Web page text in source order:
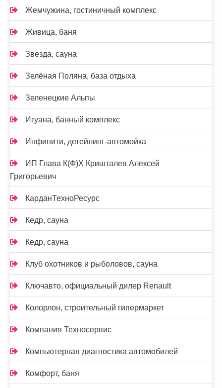
Жемчужина, гостиничный комплекс
Живица, баня
Звезда, сауна
Зелёная Поляна, база отдыха
Зеленецкие Альпы
Игуана, банный комплекс
Инфинити, детейлинг-автомойка
ИП Глава К(Ф)Х Кришталев Алексей
Григорьевич
КарданТехноРесурс
Кедр, сауна
Кедр, сауна
Клуб охотников и рыболовов, сауна
Ключавто, официальный дилер Renault
Колорлон, строительный гипермаркет
Компания Техносервис
Компьютерная диагностика автомобилей
Комфорт, баня